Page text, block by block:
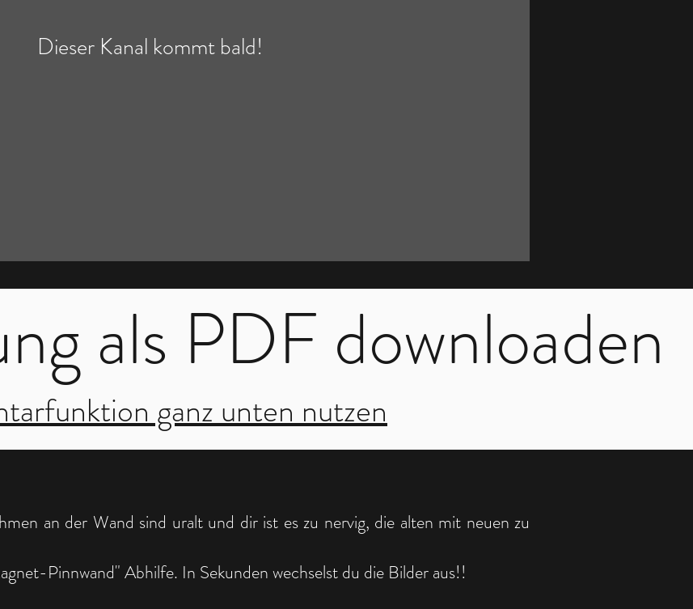
Dieser Kanal kommt bald!
an der Wand sind uralt und dir ist es zu nervig, die alten mit neuen zu
Pinnwand" Abhilfe. In Sekunden wechselst du die Bilder aus!!
als PDF downloaden
ganz unten nutzen